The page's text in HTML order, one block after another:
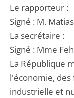
Le rapporteur :
Signé : M.
La secrétaire :
Signé : Mme
La République
l'économie, des
industrielle et